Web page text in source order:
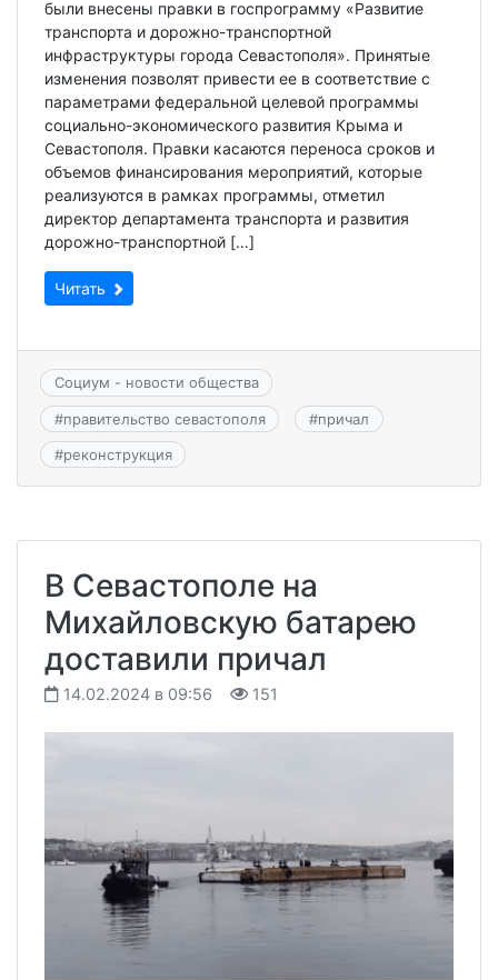
были внесены правки в госпрограмму «Развитие
транспорта и дорожно-транспортной
инфраструктуры города Севастополя». Принятые
изменения позволят привести ее в соответствие с
параметрами федеральной целевой программы
социально-экономического развития Крыма и
Севастополя. Правки касаются переноса сроков и
объемов финансирования мероприятий, которые
реализуются в рамках программы, отметил
директор департамента транспорта и развития
дорожно-транспортной […]
Читать
Социум - новости общества
#правительство севастополя #причал
#реконструкция
В Севастополе на
Михайловскую батарею
доставили причал
14.02.2024 в 09:56 151